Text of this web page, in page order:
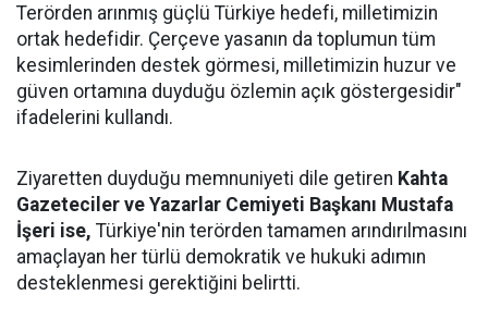
Terörden arınmış güçlü Türkiye hedefi, milletimizin
ortak hedefidir. Çerçeve yasanın da toplumun tüm
kesimlerinden destek görmesi, milletimizin huzur ve
güven ortamına duyduğu özlemin açık göstergesidir"
ifadelerini kullandı.
Ziyaretten duyduğu memnuniyeti dile getiren Kahta
Gazeteciler ve Yazarlar Cemiyeti Başkanı Mustafa
İşeri ise, Türkiye'nin terörden tamamen arındırılmasını
amaçlayan her türlü demokratik ve hukuki adımın
desteklenmesi gerektiğini belirtti.